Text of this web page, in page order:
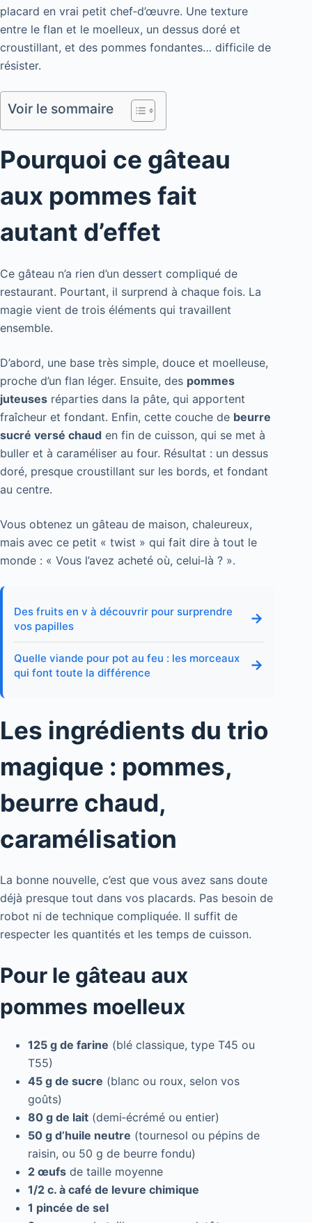
placard en vrai petit chef‑d’œuvre. Une texture
entre le flan et le moelleux, un dessus doré et
croustillant, et des pommes fondantes… difficile de
résister.
Voir le sommaire
Pourquoi ce gâteau
aux pommes fait
autant d’effet
Ce gâteau n’a rien d’un dessert compliqué de
restaurant. Pourtant, il surprend à chaque fois. La
magie vient de trois éléments qui travaillent
ensemble.
D’abord, une base très simple, douce et moelleuse,
proche d’un flan léger. Ensuite, des pommes
juteuses réparties dans la pâte, qui apportent
fraîcheur et fondant. Enfin, cette couche de beurre
sucré versé chaud en fin de cuisson, qui se met à
buller et à caraméliser au four. Résultat : un dessus
doré, presque croustillant sur les bords, et fondant
au centre.
Vous obtenez un gâteau de maison, chaleureux,
mais avec ce petit « twist » qui fait dire à tout le
monde : « Vous l’avez acheté où, celui‑là ? ».
Des fruits en v à découvrir pour surprendre
vos papilles
→
Quelle viande pour pot au feu : les morceaux
qui font toute la différence
→
Les ingrédients du trio
magique : pommes,
beurre chaud,
caramélisation
La bonne nouvelle, c’est que vous avez sans doute
déjà presque tout dans vos placards. Pas besoin de
robot ni de technique compliquée. Il suffit de
respecter les quantités et les temps de cuisson.
Pour le gâteau aux
pommes moelleux
125 g de farine (blé classique, type T45 ou
T55)
45 g de sucre (blanc ou roux, selon vos
goûts)
80 g de lait (demi‑écrémé ou entier)
50 g d’huile neutre (tournesol ou pépins de
raisin, ou 50 g de beurre fondu)
2 œufs de taille moyenne
1/2 c. à café de levure chimique
1 pincée de sel